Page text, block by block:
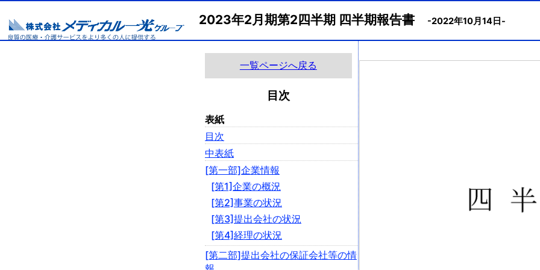
2023年2月期第2四半期 四半期報告書 -2022年10月14日-
一覧ページへ戻る
目次
表紙
目次
中表紙
[第一部]企業情報
[第1]企業の概況
[第2]事業の状況
[第3]提出会社の状況
[第4]経理の状況
[第二部]提出会社の保証会社等の情